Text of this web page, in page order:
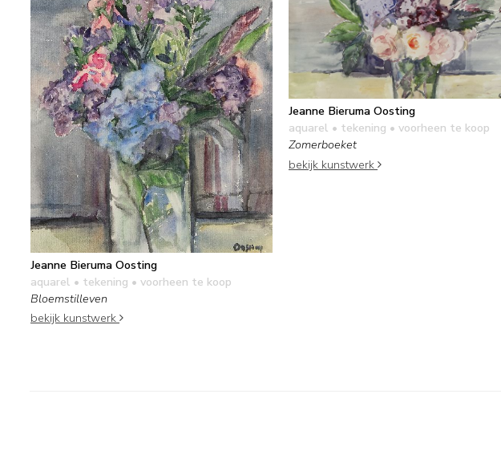
Jeanne Bieruma Oosting
aquarel • tekening • voorheen te koop
Bloemstilleven
bekijk kunstwerk
Jeanne Bieruma Oosting
aquarel • tekening • voorheen te koop
Zomerboeket
bekijk kunstwerk